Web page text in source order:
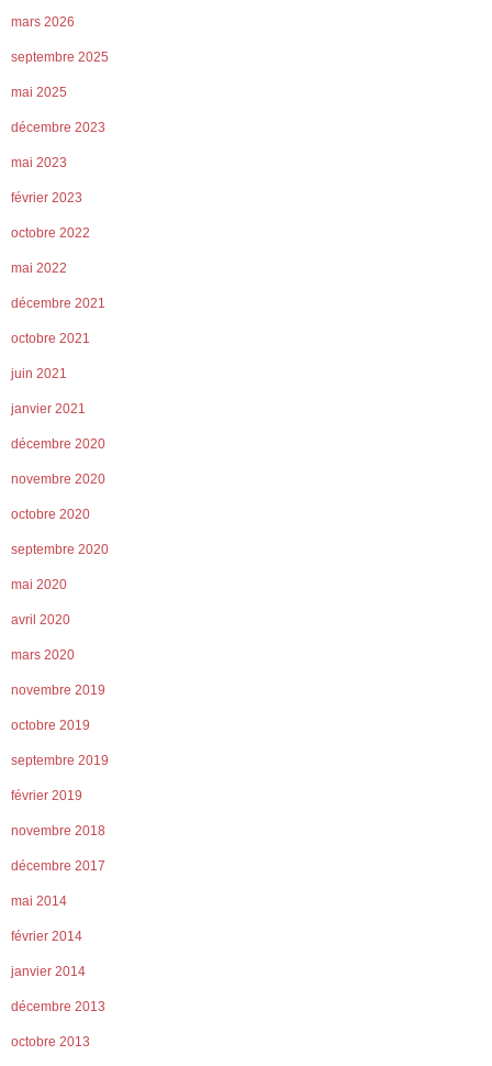
mars 2026
septembre 2025
mai 2025
décembre 2023
mai 2023
février 2023
octobre 2022
mai 2022
décembre 2021
octobre 2021
juin 2021
janvier 2021
décembre 2020
novembre 2020
octobre 2020
septembre 2020
mai 2020
avril 2020
mars 2020
novembre 2019
octobre 2019
septembre 2019
février 2019
novembre 2018
décembre 2017
mai 2014
février 2014
janvier 2014
décembre 2013
octobre 2013